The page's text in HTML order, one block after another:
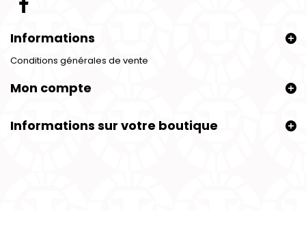
Informations
Conditions générales de vente
Mon compte
Informations sur votre boutique